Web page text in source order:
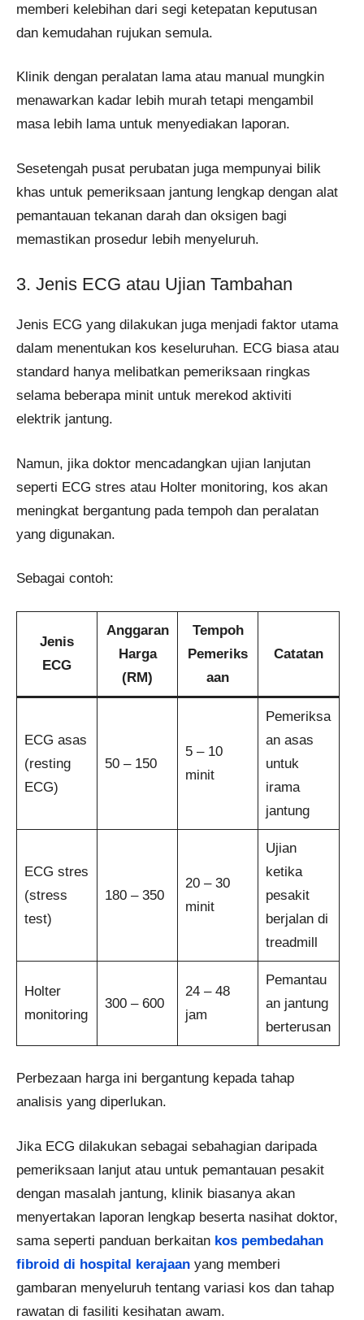
memberi kelebihan dari segi ketepatan keputusan
dan kemudahan rujukan semula.
Klinik dengan peralatan lama atau manual mungkin
menawarkan kadar lebih murah tetapi mengambil
masa lebih lama untuk menyediakan laporan.
Sesetengah pusat perubatan juga mempunyai bilik
khas untuk pemeriksaan jantung lengkap dengan alat
pemantauan tekanan darah dan oksigen bagi
memastikan prosedur lebih menyeluruh.
3. Jenis ECG atau Ujian Tambahan
Jenis ECG yang dilakukan juga menjadi faktor utama
dalam menentukan kos keseluruhan. ECG biasa atau
standard hanya melibatkan pemeriksaan ringkas
selama beberapa minit untuk merekod aktiviti
elektrik jantung.
Namun, jika doktor mencadangkan ujian lanjutan
seperti ECG stres atau Holter monitoring, kos akan
meningkat bergantung pada tempoh dan peralatan
yang digunakan.
Sebagai contoh:
Jenis
ECG
Anggaran
Harga
(RM)
Tempoh
Pemeriks
aan
Catatan
ECG asas
(resting
ECG)
50 – 150
5 – 10
minit
Pemeriksa
an asas
untuk
irama
jantung
ECG stres
(stress
test)
180 – 350
20 – 30
minit
Ujian
ketika
pesakit
berjalan di
treadmill
Holter
monitoring
300 – 600
24 – 48
jam
Pemantau
an jantung
berterusan
Perbezaan harga ini bergantung kepada tahap
analisis yang diperlukan.
Jika ECG dilakukan sebagai sebahagian daripada
pemeriksaan lanjut atau untuk pemantauan pesakit
dengan masalah jantung, klinik biasanya akan
menyertakan laporan lengkap beserta nasihat doktor,
sama seperti panduan berkaitan kos pembedahan
fibroid di hospital kerajaan yang memberi
gambaran menyeluruh tentang variasi kos dan tahap
rawatan di fasiliti kesihatan awam.